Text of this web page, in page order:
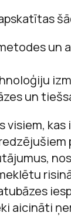
un
un
visiem,
aicināti